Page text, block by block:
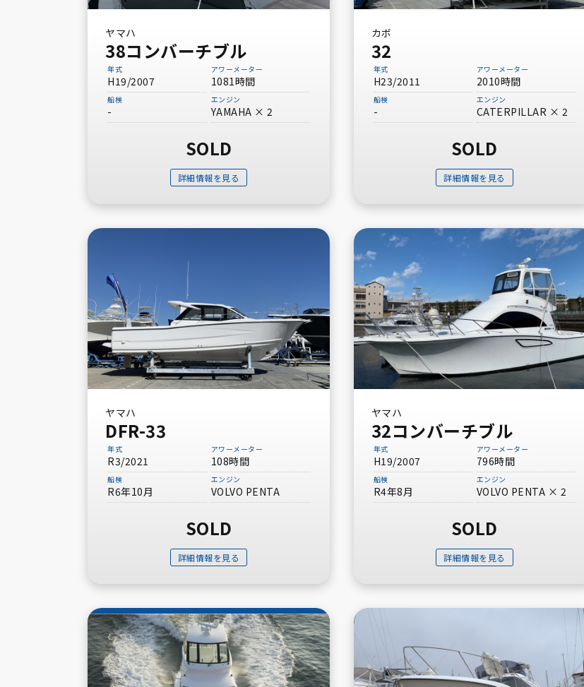
Yanmar
タイプから探す
サロンクルーザー
フィートから探す
ヤマハ
38コンバーチブル
年式
H19/2007
アワーメーター
1081時間
船検
-
エンジン
YAMAHA × 2
SOLD
詳細情報を見る
カボ
32
年式
H23/2011
アワーメーター
2010時間
船検
-
エンジン
CATERPILLAR × 2
SOLD
詳細情報を見る
ヤマハ
DFR-33
年式
R3/2021
アワーメーター
108時間
船検
R6年10月
エンジン
VOLVO PENTA
SOLD
詳細情報を見る
ヤマハ
32コンバーチブル
年式
H19/2007
アワーメーター
796時間
船検
R4年8月
エンジン
VOLVO PENTA × 2
SOLD
詳細情報を見る